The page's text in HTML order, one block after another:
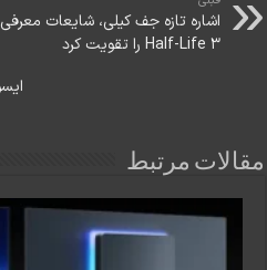
اشاره تازه جف کیلی، شایعات معرفی
Half-Life 3 را تقویت کرد
مقالات مرتبط